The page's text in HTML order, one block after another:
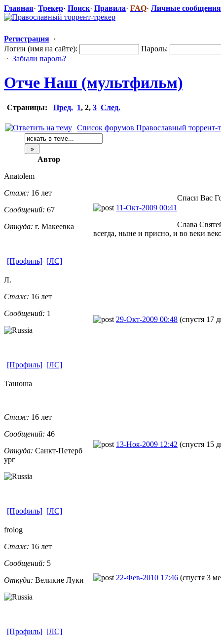
Главная· Трекер· Поиск· Правила· FAQ· Личные сообщения
Регистрация ·
Логин (имя на сайте):
Пароль:
· Забыли пароль?
Отче Наш (мультфильм)
Страницы: Пред. 1, 2, 3 След.
Список форумов Православный торрент-
Автор
Anatolem
Стаж: 16 лет
Сообщений: 67
Откуда: г. Макеевка
11-Окт-2009 00:41
Спаси Вас
Слава
всегда, ныне и присно, и во веки
[Профиль] [ЛС]
Л.
Стаж: 16 лет
Сообщений: 1
29-Окт-2009 00:48 (спустя 17
[Профиль] [ЛС]
Танюша
Стаж: 16 лет
Сообщений: 46
Откуда: Санкт-Петерб
ург
13-Ноя-2009 12:42 (спустя 15
[Профиль] [ЛС]
frolog
Стаж: 16 лет
Сообщений: 5
Откуда: Великие Луки 22-Фев-2010 17:46 (спустя 3
[Профиль] [ЛС]